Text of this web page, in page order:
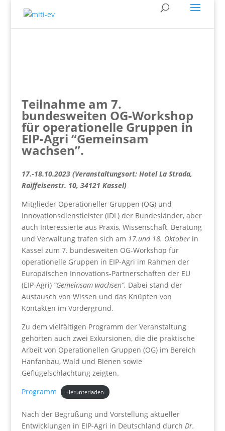
Teilnahme am 7.
bundesweiten OG-Workshop
für operationelle Gruppen in
EIP-Agri “Gemeinsam
wachsen”.
17.-18.10.2023 (Veranstaltungsort: Hotel La Strada,
Raiffeisenstr. 10, 34121 Kassel)
Mitglieder Operationeller Gruppen (OG) und
Innovationsdienstleister (IDL) der Bundesländer, aber
auch Interessierte aus Praxis, Wissenschaft, Beratung
und Verwaltung trafen sich am 17.und 18. Oktoberin
Kassel zum 7. bundesweiten OG-Workshop für
operationelle Gruppen in EIP-Agri im Rahmen der
Europäischen Innovations-Partnerschaften der EU
(EIP-Agri) “Gemeinsam wachsen”. Dabei stand der
Austausch von Wissen und das Knüpfen von
Kontakten im Vordergrund.
Zu dem vielfältigen Programm der Veranstaltung
gehörten auch zwei Exkursionen, die die praktische
Arbeit von Operationellen Gruppen (OG) im Bereich
Hanfanbau, Wald und Bienen sowie
Geflügelschlachtung zeigten.
Programm
Herunterladen
Nach der Begrüßung und Vorstellung aktueller
Entwicklungen in EIP-Agri in Deutschland durch Dr.